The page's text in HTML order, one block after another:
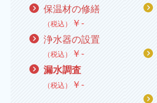
保温材の修繕
（税込） ￥‐
浄水器の設置
（税込） ￥‐
漏水調査
（税込） ￥‐